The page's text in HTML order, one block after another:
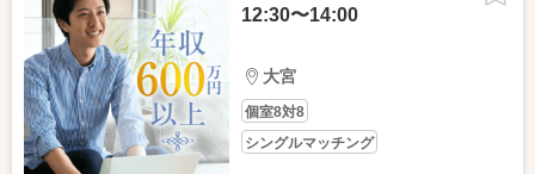
12:30〜14:00
大宮
個室8対8
シングルマッチング